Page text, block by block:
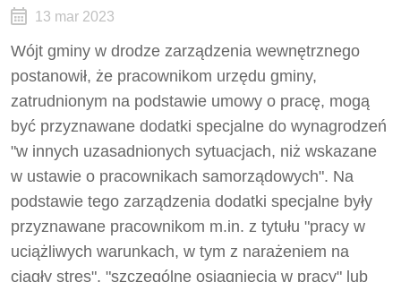
13 mar 2023
Wójt gminy w drodze zarządzenia wewnętrznego
postanowił, że pracownikom urzędu gminy,
zatrudnionym na podstawie umowy o pracę, mogą
być przyznawane dodatki specjalne do wynagrodzeń
"w innych uzasadnionych sytuacjach, niż wskazane
w ustawie o pracownikach samorządowych". Na
podstawie tego zarządzenia dodatki specjalne były
przyznawane pracownikom m.in. z tytułu "pracy w
uciążliwych warunkach, w tym z narażeniem na
ciągły stres", "szczególne osiągnięcia w pracy" lub